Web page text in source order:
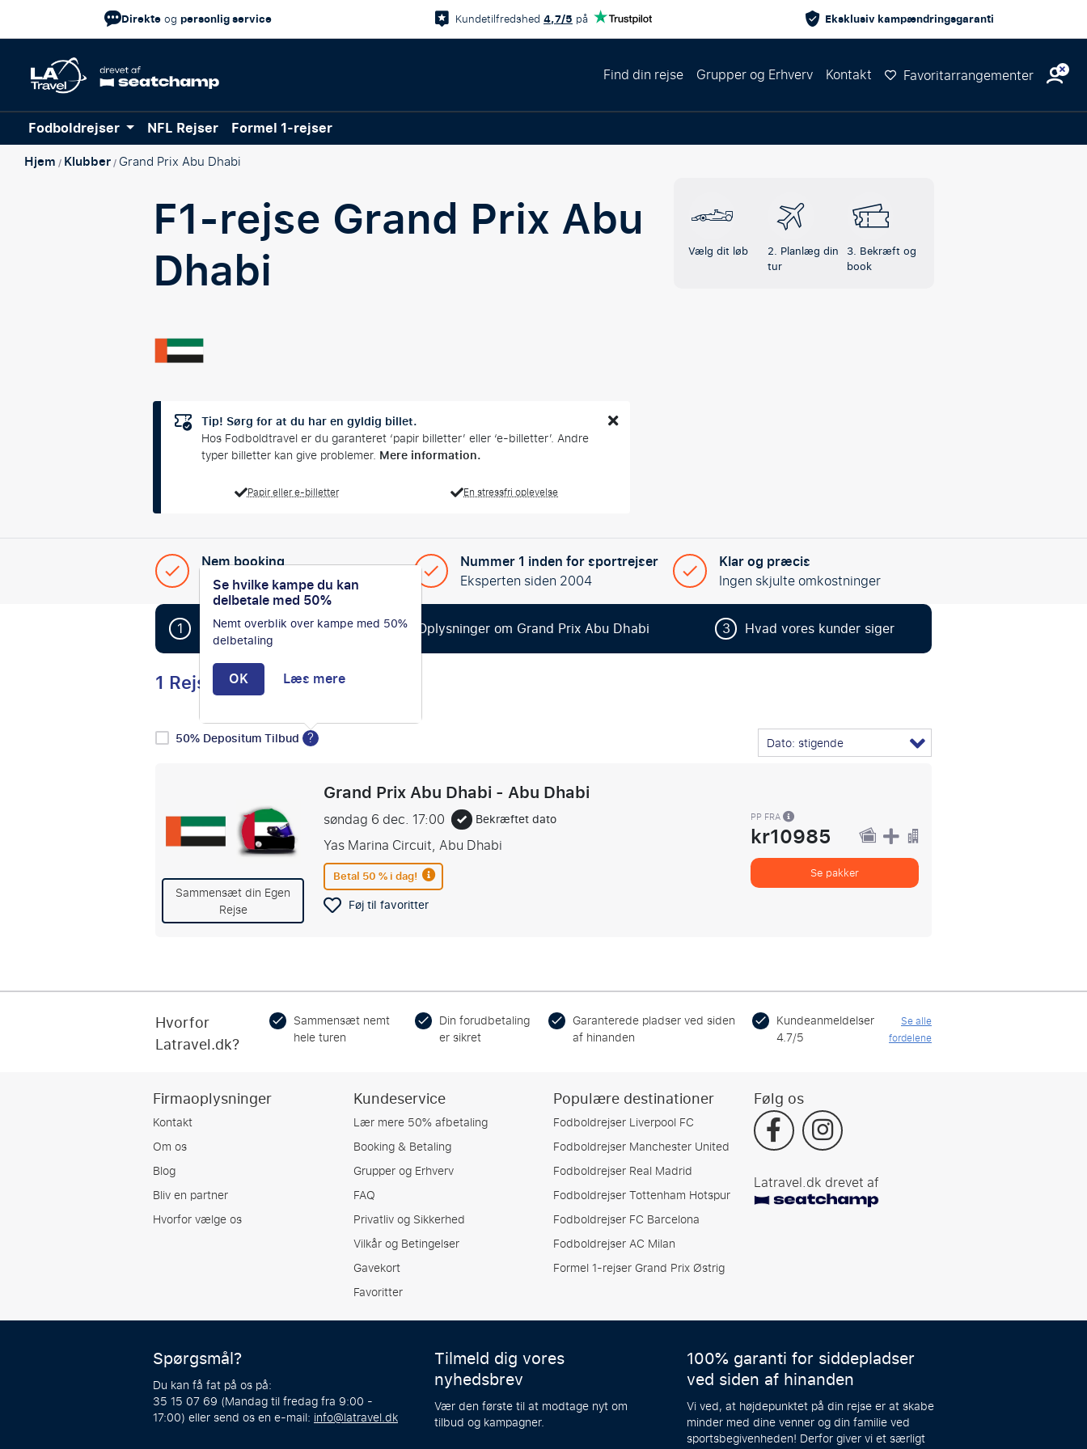
Direkteog personlig service Kundetilfredshed 4,7/5 på Eksklusiv kampændringsgaranti
Find din rejse Grupper og Erhverv Kontakt Favoritarrangementer
Fodboldrejser NFL Rejser Formel 1-rejser
Hjem/Klubber/Grand Prix Abu Dhabi
F1-rejseGrand Prix Abu
Dhabi
Tip! Sørg for at du har en gyldig billet.
Hos Fodboldtravel er du garanteret ‘papir billetter’ eller ‘e-billetter’. Andre
typer billetter kan give problemer. Mere information.
Papir eller e-billetter En stressfri oplevelse
Vælg dit løb
2. Planlæg din
tur
3. Bekræft og
book
Nem booking
Din komplette, skræddersyede tur
Nummer 1 inden for sportrejser
Eksperten siden 2004
Klar og præcis
Ingen skjulte omkostninger
1 Book nemt din F1-rejse 2 Oplysninger om Grand Prix Abu Dhabi 3 Hvad vores kunder siger
1 Rejser
50% Depositum Tilbud ? Dato: stigende
Sammensæt din Egen
Rejse
Grand Prix Abu Dhabi - Abu Dhabi
søndag 6 dec. 17:00 Bekræftet dato
Yas Marina Circuit, Abu Dhabi
Betal 50 % i dag!
Føj til favoritter
PP FRA
kr10985
Se pakker
Hvorfor
Latravel.dk?
Sammensæt nemt
hele turen
Din forudbetaling
er sikret
Garanterede pladser ved siden
af hinanden
Kundeanmeldelser
4.7/5
Se alle
fordelene
Firmaoplysninger
Kontakt
Om os
Blog
Bliv en partner
Hvorfor vælge os
Kundeservice
Lær mere 50% afbetaling
Booking & Betaling
Grupper og Erhverv
FAQ
Privatliv og Sikkerhed
Vilkår og Betingelser
Gavekort
Favoritter
Populære destinationer
Fodboldrejser Liverpool FC
Fodboldrejser Manchester United
Fodboldrejser Real Madrid
Fodboldrejser Tottenham Hotspur
Fodboldrejser FC Barcelona
Fodboldrejser AC Milan
Formel 1-rejser Grand Prix Østrig
Følg os
Latravel.dk drevet af
Spørgsmål?
Du kan få fat på os på:
35 15 07 69 (Mandag til fredag fra 9:00 -
17:00) eller send os en e-mail: info@latravel.dk
Tilmeld dig vores
nyhedsbrev
Vær den første til at modtage nyt om
tilbud og kampagner.
100% garanti for siddepladser
ved siden af hinanden
Vi ved, at højdepunktet på din rejse er at skabe
minder med dine venner og din familie ved
sportsbegivenheden! Derfor giver vi et særligt
Se hvilke kampe du kan
delbetale med 50%
Nemt overblik over kampe med 50%
delbetaling
OK Læs mere